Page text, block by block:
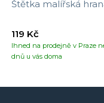
Štětka malířská
Ihned na prodejně v Praze
dnů u vás doma
119 Kč